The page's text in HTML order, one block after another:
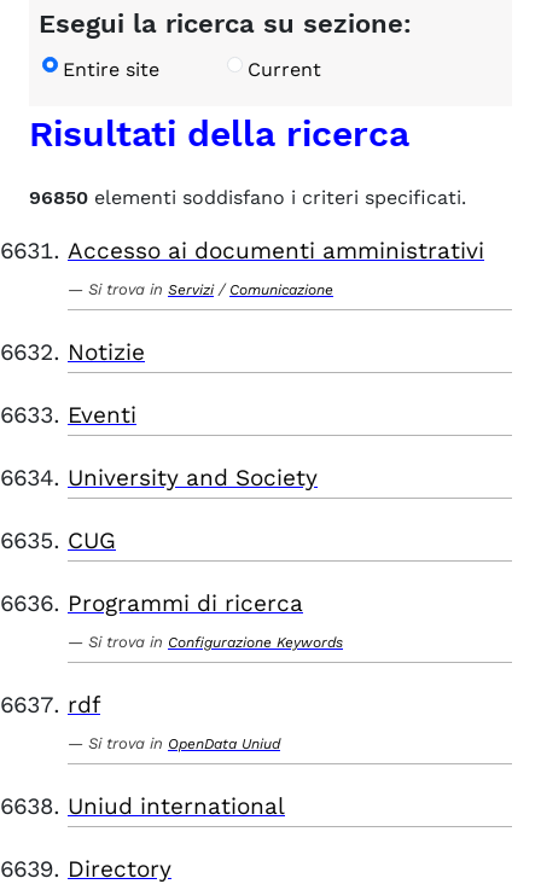
Esegui la ricerca su sezione:
Entire site Current
Risultati della ricerca
96850 elementi soddisfano i criteri specificati.
Accesso ai documenti amministrativi
Si trova in Servizi / Comunicazione
Notizie
Eventi
University and Society
CUG
Programmi di ricerca
Si trova in Configurazione Keywords
rdf
Si trova in OpenData Uniud
Uniud international
Directory